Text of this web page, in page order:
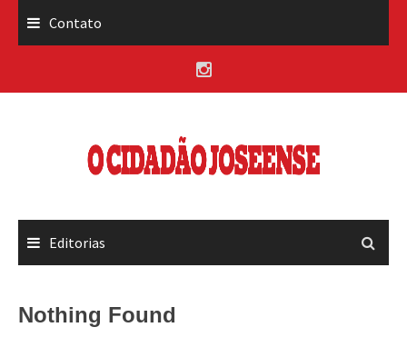
Contato
Editorias
Nothing Found